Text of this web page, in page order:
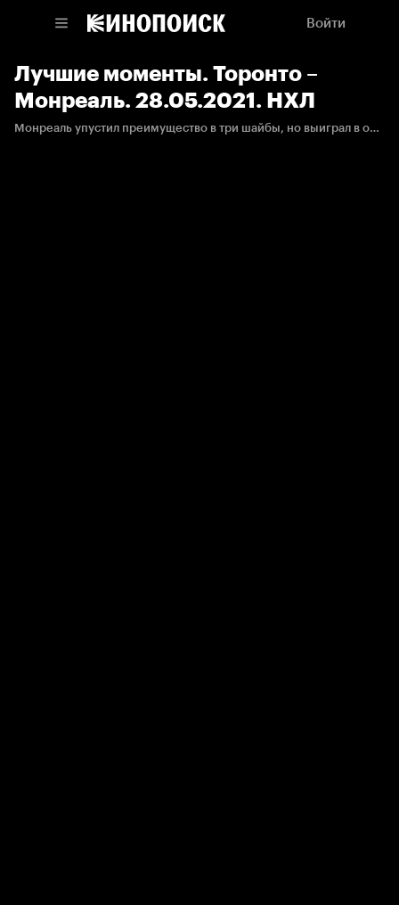
Войти
Лучшие моменты. Торонто –
Монреаль. 28.05.2021. НХЛ
Монреаль упустил преимущество в три шайбы, но выиграл в овертайме и продлил серию. Подробности.